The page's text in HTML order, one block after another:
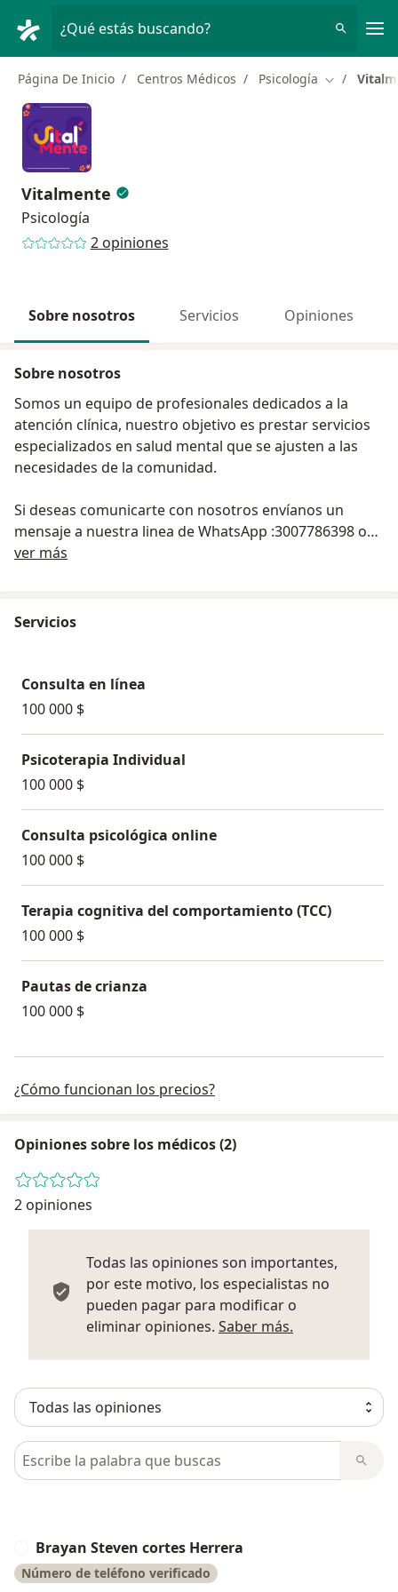
¿Qué estás buscando?
Página De Inicio Centros Médicos Psicología Cambiar de
Vitalmente
Psicología
2 opiniones
Sobre nosotros Servicios Opiniones
Sobre nosotros
Somos un equipo de profesionales dedicados a la
atención clínica, nuestro objetivo es prestar servicios
especializados en salud mental que se ajusten a las
necesidades de la comunidad.
Si deseas comunicarte con nosotros envíanos un
mensaje a nuestra linea de WhatsApp :3007786398 o
escríbenos a: vmentebienestar@gmail.com
ver más
Servicios
Consulta en línea
100 000 $
Psicoterapia Individual
100 000 $
Consulta psicológica online
100 000 $
Terapia cognitiva del comportamiento (TCC)
100 000 $
Pautas de crianza
100 000 $
¿Cómo funcionan los precios?
Opiniones sobre los médicos (2)
2 opiniones
Todas las opiniones son importantes,
por este motivo, los especialistas no
pueden pagar para modificar o
eliminar opiniones. Saber más.
Busca en opiniones
Brayan Steven cortes Herrera
Número de teléfono verificado